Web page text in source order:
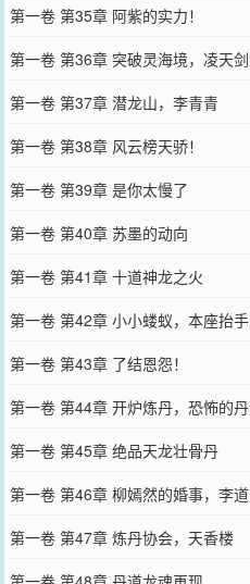
第一卷 第35章 阿紫的实力！
第一卷 第36章 突破灵海境，凌天剑
第一卷 第37章 潜龙山，李青青
第一卷 第38章 风云榜天骄！
第一卷 第39章 是你太慢了
第一卷 第40章 苏墨的动向
第一卷 第41章 十道神龙之火
第一卷 第42章 小小蝼蚁，本座抬手
第一卷 第43章 了结恩怨！
第一卷 第44章 开炉炼丹，恐怖的丹
第一卷 第45章 绝品天龙壮骨丹
第一卷 第46章 柳嫣然的婚事，李道
第一卷 第47章 炼丹协会，天香楼